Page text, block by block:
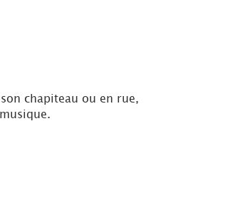
chapiteau ou en rue,